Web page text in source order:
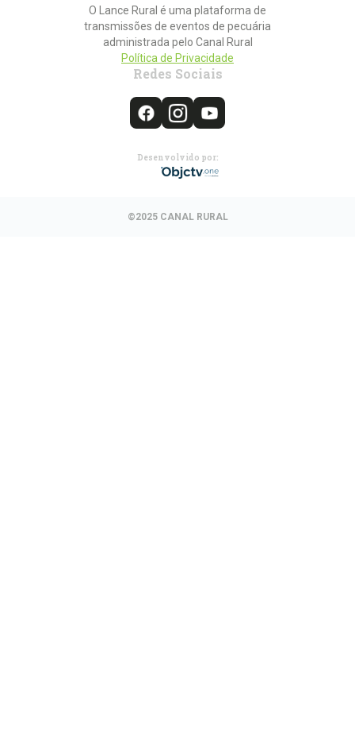
O Lance Rural é uma plataforma de
transmissões de eventos de pecuária
administrada pelo Canal Rural
Política de Privacidade
Redes Sociais
Desenvolvido por:
©2025 CANAL RURAL